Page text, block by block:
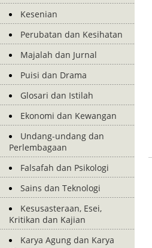
Kesenian
Perubatan dan Kesihatan
Majalah dan Jurnal
Puisi dan Drama
Glosari dan Istilah
Ekonomi dan Kewangan
Undang-undang dan
Perlembagaan
Falsafah dan Psikologi
Sains dan Teknologi
Kesusasteraan, Esei,
Kritikan dan Kajian
Karya Agung dan Karya